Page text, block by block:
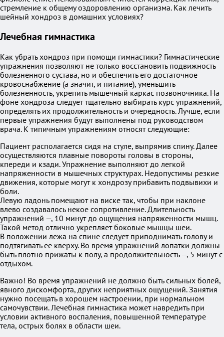
стремление к общему оздоровлению организма. Как лечить
шейный хондроз в домашних условиях?
Лечебная гимнастика
Как убрать хондроз при помощи гимнастики? Гимнастические
упражнения позволяют не только восстановить подвижность
болезненного сустава, но и обеспечить его достаточное
кровоснабжение (а значит, и питание), уменьшить
болезненность, укрепить мышечный каркас позвоночника. На
фоне хондроза следует тщательно выбирать курс упражнений,
определять их продолжительность и очередность. Лучше, если
первые упражнения будут выполнены под руководством
врача. К типичным упражнениям относят следующие:
Пациент располагается сидя на стуле, выпрямив спину. Далее
осуществляются плавные повороты головы в стороны,
кпереди и кзади. Упражнение выполняют до легкой
напряженности в мышечных структурах. Недопустимы резкие
движения, которые могут к хондрозу прибавить подвывихи и
боли.
Левую ладонь помещают на виске так, чтобы при наклоне
влево создавалось некое сопротивление. Длительность
упражнений —, 10 минут до ощущения напряженности мышц.
Такой метод отлично укрепляет боковые мышцы шеи.
В положении лежа на спине следует приподнимать голову и
подтягивать ее кверху. Во время упражнений лопатки должны
быть плотно прижаты к полу, а продолжительность —, 5 минут с
отдыхом.
Важно! Во время упражнений не должно быть сильных болей,
явного дискомфорта, других неприятных ощущений. Занятия
нужно посещать в хорошем настроении, при нормальном
самочувствии. Лечебная гимнастика может навредить при
условии активного воспаления, повышенной температуре
тела, острых болях в области шеи.